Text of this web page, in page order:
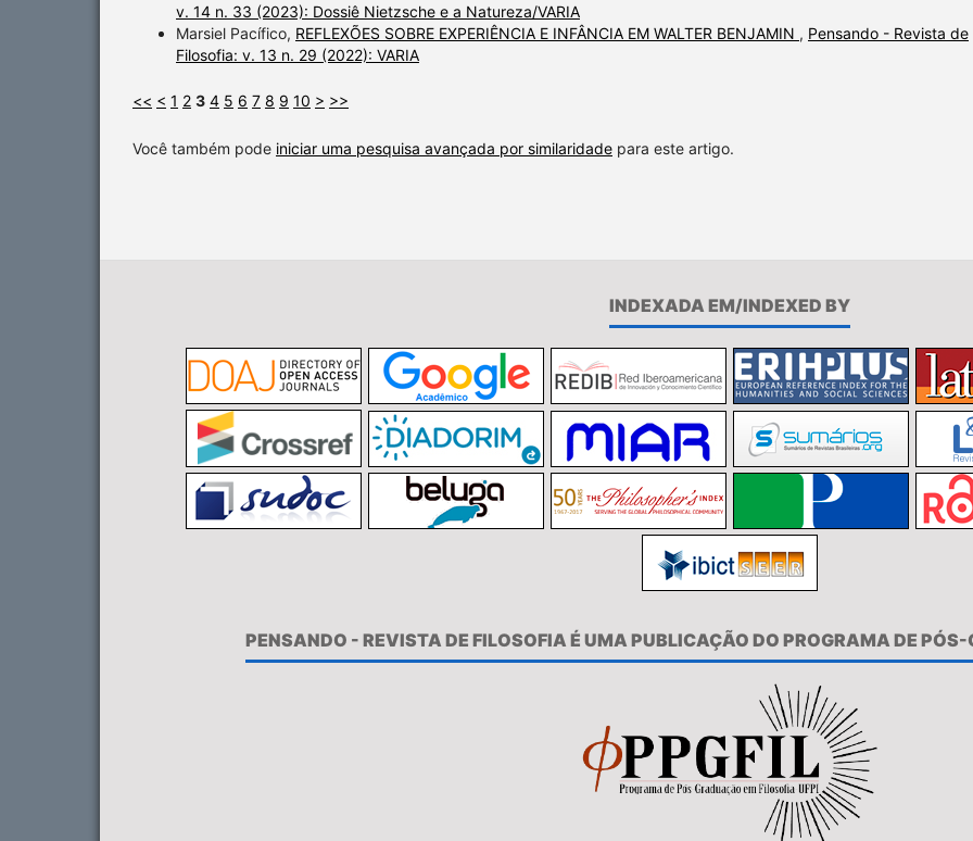
v. 14 n. 33 (2023): Dossiê Nietzsche e a Natureza/VARIA
Marsiel Pacífico, REFLEXÕES SOBRE EXPERIÊNCIA E INFÂNCIA EM WALTER BENJAMIN , Pensando - Revista de
Filosofia: v. 13 n. 29 (2022): VARIA
<< < 1 2 3 4 5 6 7 8 9 10 > >>
Você também pode iniciar uma pesquisa avançada por similaridade para este artigo.
INDEXADA EM/INDEXED BY
PENSANDO - REVISTA DE FILOSOFIA É UMA PUBLICAÇÃO DO PROGRAMA DE